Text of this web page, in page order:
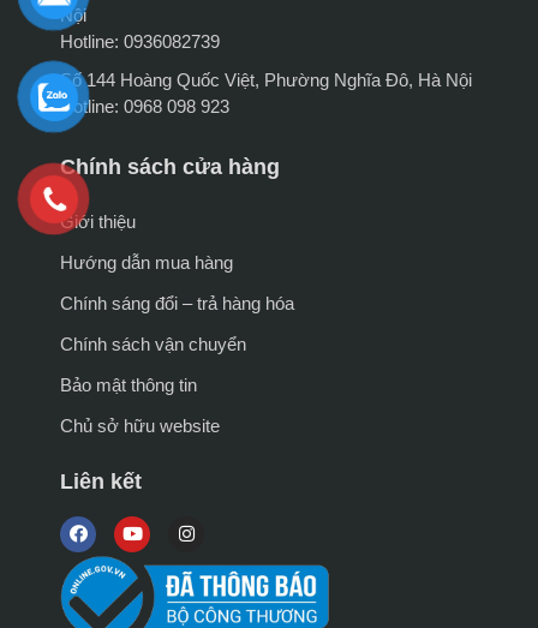
Nội
Hotline: 0936082739
Số 144 Hoàng Quốc Việt, Phường Nghĩa Đô, Hà Nội
Hotline: 0968 098 923
Chính sách cửa hàng
Giới thiệu
Hướng dẫn mua hàng
Chính sáng đổi – trả hàng hóa
Chính sách vận chuyển
Bảo mật thông tin
Chủ sở hữu website
Liên kết